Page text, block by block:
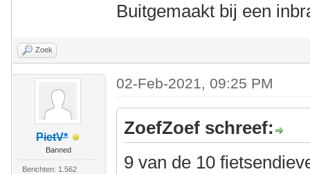
Buitgemaakt bij een
Zoek
PietV*
Banned
Berichten: 1.562
02-Feb-2021, 09:25 PM
ZoefZoef schreef:
9 van de 10